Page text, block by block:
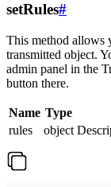
setRules#
This method allows
transmitted object.
admin panel in the
button there.
Name Type
rules
object